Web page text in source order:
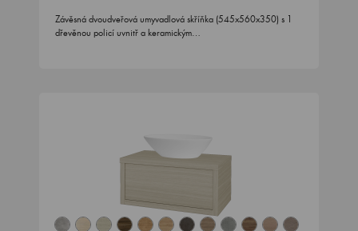
Závěsná dvoudveřová umyvadlová skříňka (545x560x350) s 1
dřevěnou policí uvnitř a keramickým…